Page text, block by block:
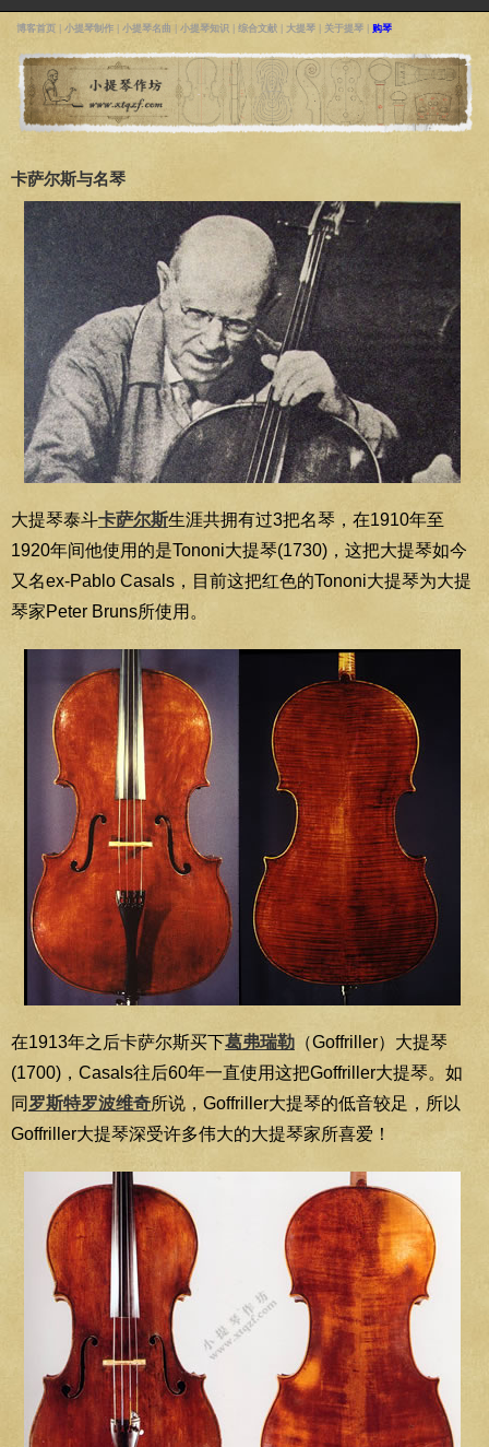
博客首页 小提琴制作 小提琴名曲 小提琴知识 综合文献 大提琴 关于提琴 购琴
卡萨尔斯与名琴
大提琴泰斗卡萨尔斯生涯共拥有过3把名琴，在1910年至
1920年间他使用的是Tononi大提琴(1730)，这把大提琴如今
又名ex-Pablo Casals，目前这把红色的Tononi大提琴为大提
琴家Peter Bruns所使用。
在1913年之后卡萨尔斯买下葛弗瑞勒 （Goffriller）大提琴
(1700)，Casals往后60年一直使用这把Goffriller大提琴。如
同 罗斯特罗波维奇所说，Goffriller大提琴的低音较足，所以
Goffriller大提琴深受许多伟大的大提琴家所喜爱！